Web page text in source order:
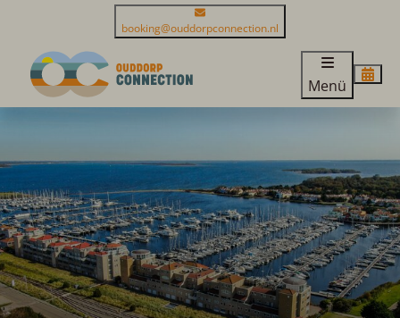
booking@ouddorpconnection.nl
Menü